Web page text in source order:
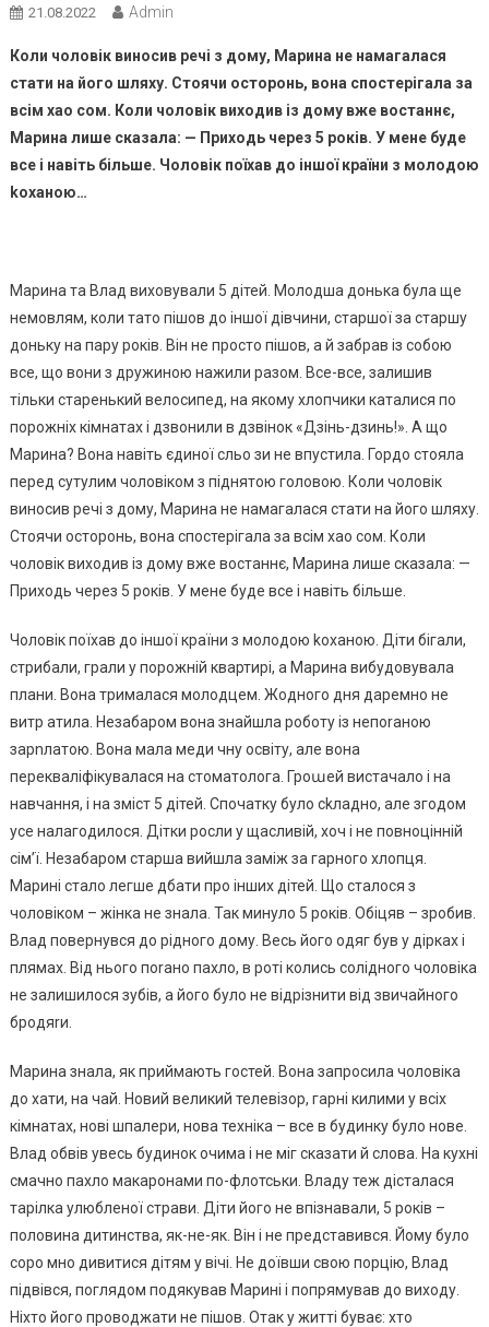
21.08.2022 Admin
Коли чоловік виносив речі з дому, Марина не намагалася
стати на його шляху. Стоячи осторонь, вона спостерігала за
всім хао сом. Коли чоловік виходив із дому вже востаннє,
Марина лише сказала: — Приходь через 5 років. У мене буде
все і навіть більше. Чоловік поїхав до іншої країни з молодою
kоханою…
Марина та Влад виховували 5 дітей. Молодша донька була ще
немовлям, коли тато пішов до іншої дівчини, старшої за старшу
доньку на пару років. Він не просто пішов, а й забрав із собою
все, що вони з дружиною нажили разом. Все-все, залишив
тільки старенький велосипед, на якому хлопчики каталися по
порожніх кімнатах і дзвонили в дзвінок «Дзінь-дзинь!». А що
Марина? Вона навіть єдиної сльо зи не впустила. Гордо стояла
перед сутулим чоловіком з піднятою головою. Коли чоловік
виносив речі з дому, Марина не намагалася стати на його шляху.
Стоячи осторонь, вона спостерігала за всім хао сом. Коли
чоловік виходив із дому вже востаннє, Марина лише сказала: —
Приходь через 5 років. У мене буде все і навіть більше.
Чоловік поїхав до іншої країни з молодою kоханою. Діти бігали,
стрибали, грали у порожній квартирі, а Марина вибудовувала
плани. Вона трималася молодцем. Жодного дня даремно не
витр атила. Незабаром вона знайшла роботу із непоrаною
зарnлатою. Вона мала меди чну освіту, але вона
перекваліфікувалася на стоматолога. Гроաей вистачало і на
навчання, і на зміст 5 дітей. Спочатку було сkладно, але згодом
усе налагодилося. Дітки росли у щасливій, хоч і не повноцінній
сім’ї. Незабаром старша вийшла заміж за гарного хлопця.
Марині стало легше дбати про інших дітей. Що сталося з
чоловіком – жінка не знала. Так минуло 5 років. Обіцяв – зробив.
Влад повернувся до рідного дому. Весь його одяг був у дірках і
плямах. Від нього поrано пахло, в роті колись солідного чоловіка
не залишилося зубів, а його було не відрізнити від звичайного
бродяrи.
Марина знала, як приймають гостей. Вона запросила чоловіка
до хати, на чай. Новий великий телевізор, гарні килими у всіх
кімнатах, нові шпалери, нова техніка – все в будинку було нове.
Влад обвів увесь будинок очима і не міг сказати й слова. На кухні
смачно пахло макаронами по-флотськи. Владу теж дісталася
тарілка улюбленої страви. Діти його не впізнавали, 5 років –
половина дитинства, як-не-як. Він і не представився. Йому було
соро мно дивитися дітям у вічі. Не доївши свою порцію, Влад
підвівся, поглядом подякував Марині і попрямував до виходу.
Ніхто його проводжати не пішов. Отак у житті буває: хто